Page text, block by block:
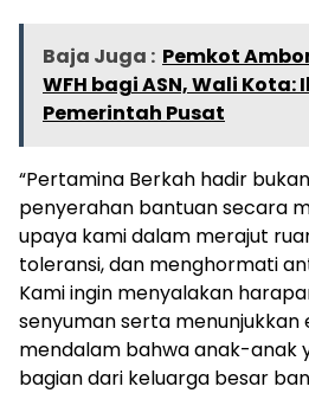
Baja Juga : Pemkot
WFH bagi ASN, Wali
Pemerintah Pusat
“Pertamina Berkah hadir
penyerahan bantuan secara
upaya kami dalam merajut
toleransi, dan menghormati
Kami ingin menyalakan
senyuman serta menunjukkan
mendalam bahwa anak-anak
bagian dari keluarga besar